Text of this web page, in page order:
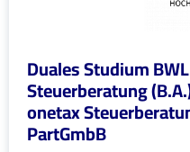
Duales Studium
Steuerberatung
onetax
PartGmbB